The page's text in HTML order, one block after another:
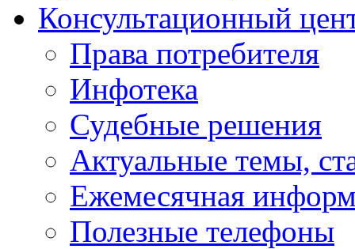
Консультационный
Права потребителя
Инфотека
Судебные решения
Актуальные темы,
Ежемесячная
Полезные телефоны